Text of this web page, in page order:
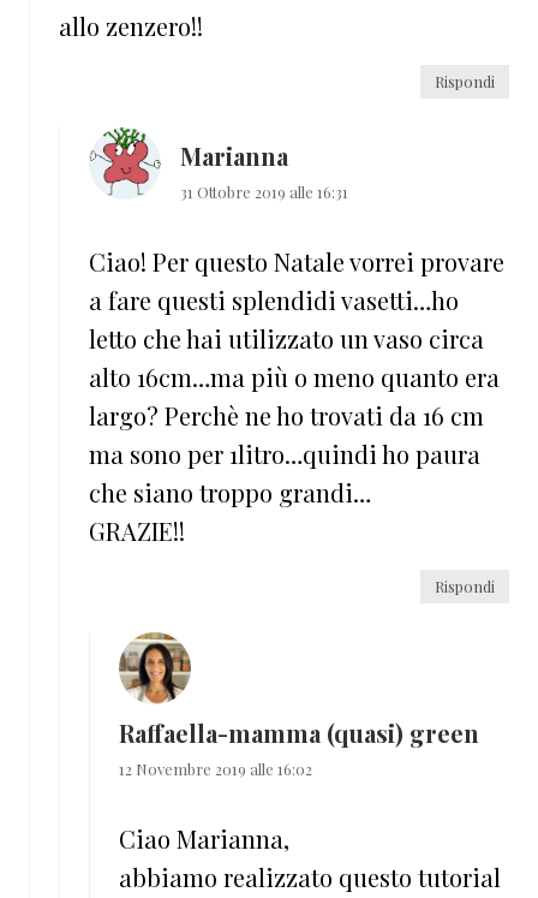
allo zenzero!!
Rispondi
Marianna
31 Ottobre 2019 alle 16:31
Ciao! Per questo Natale vorrei provare
a fare questi splendidi vasetti…ho
letto che hai utilizzato un vaso circa
alto 16cm…ma più o meno quanto era
largo? Perchè ne ho trovati da 16 cm
ma sono per 1litro…quindi ho paura
che siano troppo grandi…
GRAZIE!!
Rispondi
Raffaella-mamma (quasi) green
12 Novembre 2019 alle 16:02
Ciao Marianna,
abbiamo realizzato questo tutorial